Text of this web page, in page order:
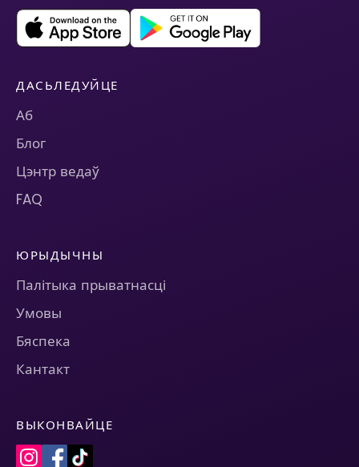
ДАСЬЛЕДУЙЦЕ
Аб
Блог
Цэнтр ведаў
FAQ
ЮРЫДЫЧНЫ
Палітыка прыватнасці
Умовы
Бяспека
Кантакт
ВЫКОНВАЙЦЕ